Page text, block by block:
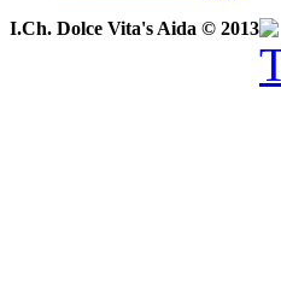
I.Ch. Dolce Vita's Aida © 2013